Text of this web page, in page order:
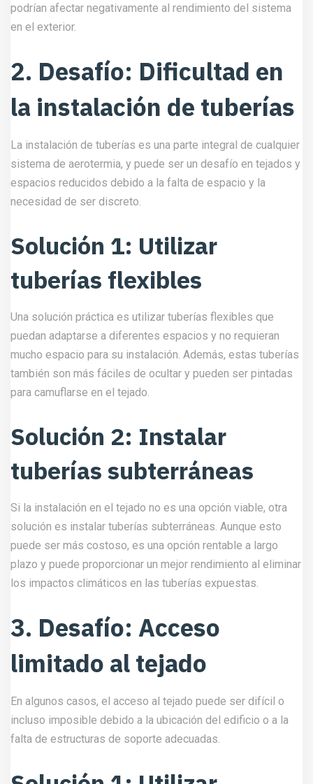
podrían afectar negativamente al rendimiento del sistema
en el exterior.
2. Desafío: Dificultad en
la instalación de tuberías
La instalación de tuberías es una parte integral de cualquier
sistema de aerotermia, y puede ser un desafío en tejados y
espacios reducidos debido a la falta de espacio y la
necesidad de ser discreto.
Solución 1: Utilizar
tuberías flexibles
Una solución práctica es utilizar tuberías flexibles que
puedan adaptarse a diferentes espacios y no requieran
mucho espacio para su instalación. Además, estas tuberías
también son más fáciles de ocultar y pueden ser pintadas
para camuflarse en el tejado.
Solución 2: Instalar
tuberías subterráneas
Si la instalación en el tejado no es una opción viable, otra
solución es instalar tuberías subterráneas. Aunque esto
puede ser más costoso, es una opción rentable a largo
plazo y puede proporcionar un mejor rendimiento al eliminar
los impactos climáticos en las tuberías expuestas.
3. Desafío: Acceso
limitado al tejado
En algunos casos, el acceso al tejado puede ser difícil o
incluso imposible debido a la ubicación del edificio o a la
falta de estructuras de soporte adecuadas.